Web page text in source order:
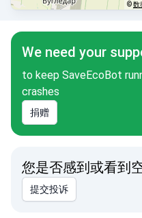
©数
We need your
to keep SaveEcoBot
crashes
捐赠
您是否感到或看到
提交投诉